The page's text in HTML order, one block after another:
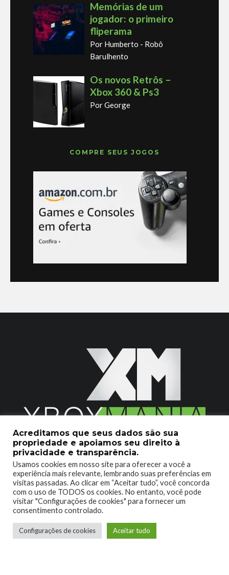
Memórias de um
jogador: o primeiro
fliperama
Por Humberto - Robô
Barulhento
Os novos Retrôs –
Xbox 360 & Ps3
Por George
COMPRE SEUS JOGOS
2020 © Xboxmania. Todos os Direitos Reservados.
SOBRE O XBOX MANIA CONTATO
ENCONTROU UM PROBLEMA?
Acreditamos que seus dados são sua
propriedade e apoiamos seu direito à
privacidade e transparência.
Usamos cookies em nosso site para oferecer a você a
experiência mais relevante, lembrando suas preferências em
visitas passadas. Ao clicar em “Aceitar tudo”, você concorda
com o uso de TODOS os cookies. No entanto, você pode
visitar "Configurações de cookies" para fornecer um
consentimento controlado.
Configurações de cookies Aceitar tudo